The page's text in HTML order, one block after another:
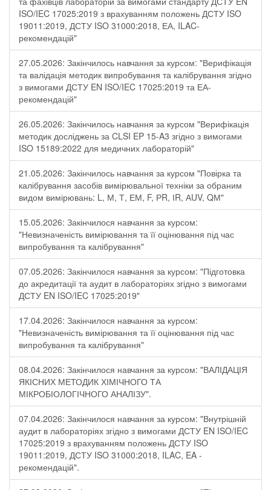
ISO/IEC 17025:2019 з врахуванням положень ДСТУ ISO
19011:2019, ДСТУ ISO 31000:2018, ЕА, ILAC-
рекомендацій"
27.05.2026: Закінчилось навчання за курсом: "Верифікація
та валідація методик випробування та калібрування згідно
з вимогами ДСТУ EN ISO/IEC 17025:2019 та ЕА-
рекомендацій"
26.05.2026: Закінчилось навчання за курсом "Верифікація
методик досліджень за CLSI EP 15-A3 згідно з вимогами
ISO 15189:2022 для медичних лабораторій"
21.05.2026: Закінчилось навчання за курсом "Повірка та
калібрування засобів вимірювальної техніки за обраним
видом вимірювань: L, М, Т, ЕМ, F, РR, ІR, АUV, QМ"
15.05.2026: Закінчилося навчання за курсом:
"Невизначеність вимірювання та її оцінювання під час
випробування та калібрування"
07.05.2026: Закінчилося навчання за курсом: "Підготовка
до акредитації та аудит в лабораторіях згідно з вимогами
ДСТУ EN ISO/IEC 17025:2019"
17.04.2026: Закінчилося навчання за курсом:
"Невизначеність вимірювання та її оцінювання під час
випробування та калібрування"
08.04.2026: Закінчилося навчання за курсом: "ВАЛІДАЦІЯ
ЯКІСНИХ МЕТОДИК ХІМІЧНОГО ТА
МІКРОБІОЛОГІЧНОГО АНАЛІЗУ".
07.04.2026: Закінчилося навчання за курсом: "Внутрішній
аудит в лабораторіях згідно з вимогами ДСТУ EN ISO/IEC
17025:2019 з врахуванням положень ДСТУ ISO
19011:2019, ДСТУ ISO 31000:2018, ILAC, EA -
рекомендацій".